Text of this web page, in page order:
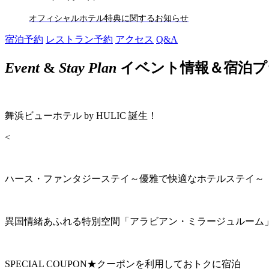
オフィシャルホテル特典に関するお知らせ
宿泊予約 レストラン予約 アクセス Q&A
Event& Stay Plan イベント情報＆宿泊
舞浜ビューホテル by HULIC 誕生！
<
ハース・ファンタジーステイ～優雅で快適なホテルステイ～
異国情緒あふれる特別空間「アラビアン・ミラージュルーム
SPECIAL COUPON★クーポンを利用しておトクに宿泊